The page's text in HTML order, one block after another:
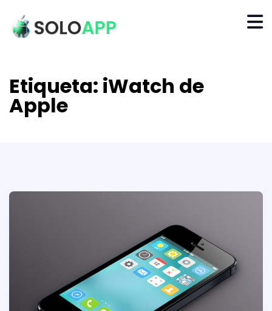
Etiqueta: iWatch de
Apple